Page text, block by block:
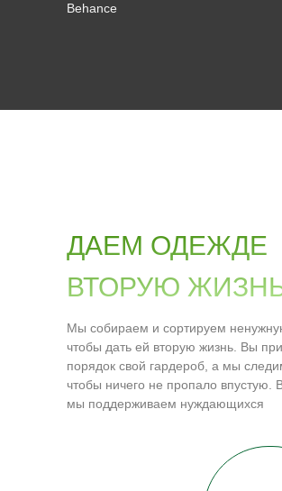
Behance
Мы собираем и сортируем
чтобы дать ей вторую жизнь. Вы
порядок свой гардероб, а мы
чтобы ничего не пропало впустую.
мы поддерживаем нуждающихся
ДАЕМ ОДЕЖДЕ
ВТОРУЮ